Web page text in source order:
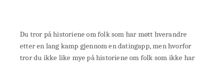
Du tror på historiene om folk som har møtt hverandre
etter en lang kamp gjennom en datingapp, men hvorfor
tror du ikke like mye på historiene om folk som ikke har